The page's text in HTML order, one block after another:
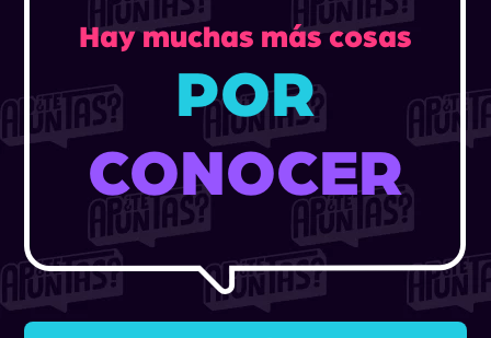
Hay muchas más cosas
POR
CONOCER